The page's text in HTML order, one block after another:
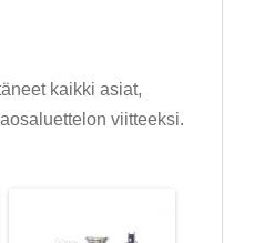
kaikki asiat,
viitteeksi.